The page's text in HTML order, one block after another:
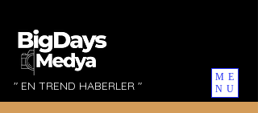
ME
NU
" EN TREND HABERLER "